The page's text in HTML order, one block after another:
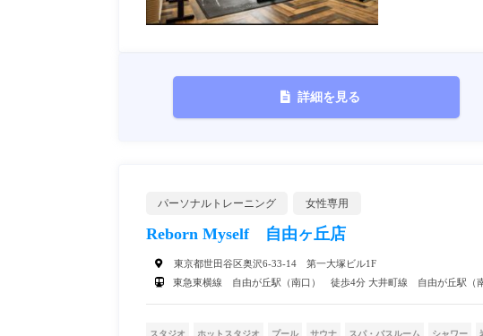
詳細を見る
パーソナルトレーニング 女性専用
Reborn Myself 自由ヶ丘店
東京都世田谷区奥沢6-33-14 第一大塚ビル1F
東急東横線 自由が丘駅（南口） 徒歩4分 大井町線 自由が丘駅（
スタジオ ホットスタジオ プール サウナ スパ・バスルーム シャワー